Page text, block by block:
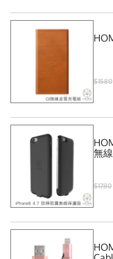
$1580
HOMI Slim Jacket for iPhone6/
無
$1780